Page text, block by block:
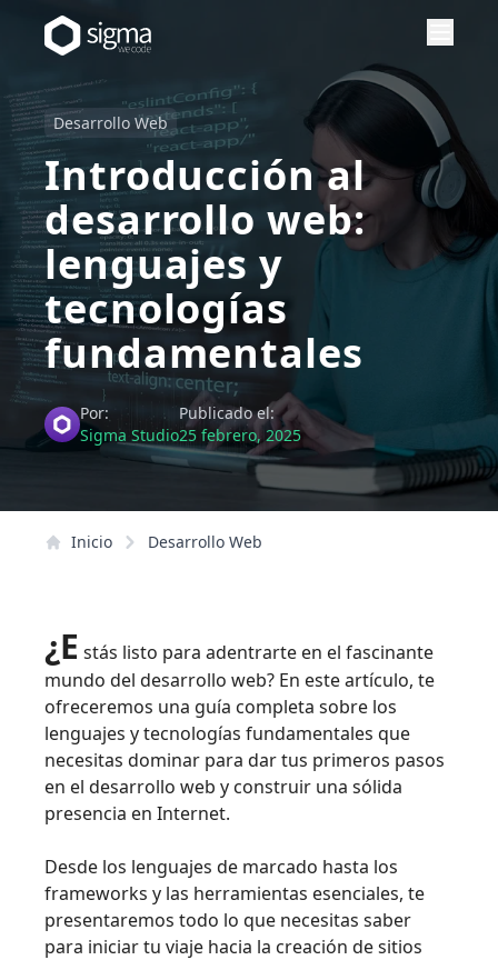
Desarrollo Web
Introducción al
desarrollo web:
lenguajes y
tecnologías
fundamentales
Por:
Sigma Studio
Publicado el:
25 febrero, 2025
Inicio Desarrollo Web
¿E stás listo para adentrarte en el fascinante
mundo del desarrollo web? En este artículo, te
ofreceremos una guía completa sobre los
lenguajes y tecnologías fundamentales que
necesitas dominar para dar tus primeros pasos
en el desarrollo web y construir una sólida
presencia en Internet.
Desde los lenguajes de marcado hasta los
frameworks y las herramientas esenciales, te
presentaremos todo lo que necesitas saber
para iniciar tu viaje hacia la creación de sitios